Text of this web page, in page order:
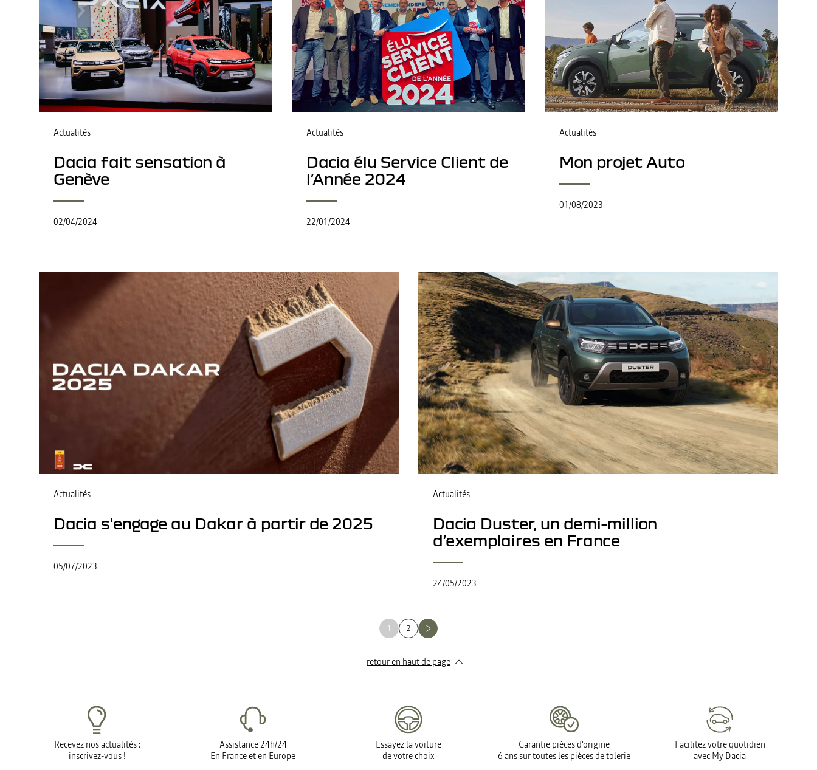
Actualités
Dacia fait sensation à
Genève
02/04/2024
Actualités
Dacia élu Service Client de
l’Année 2024
22/01/2024
Actualités
Mon projet Auto
01/08/2023
Actualités
Dacia s'engage au Dakar à partir de 2025
05/07/2023
Actualités
Dacia Duster, un demi-million
d’exemplaires en France
24/05/2023
1 2
retour en haut de page​
Recevez nos actualités :
inscrivez-vous !
Assistance 24h/24
En France et en Europe
Essayez la voiture
de votre choix
Garantie pièces d'origine
6 ans sur toutes les pièces de tolerie
Facilitez votre quotidien
avec My Dacia